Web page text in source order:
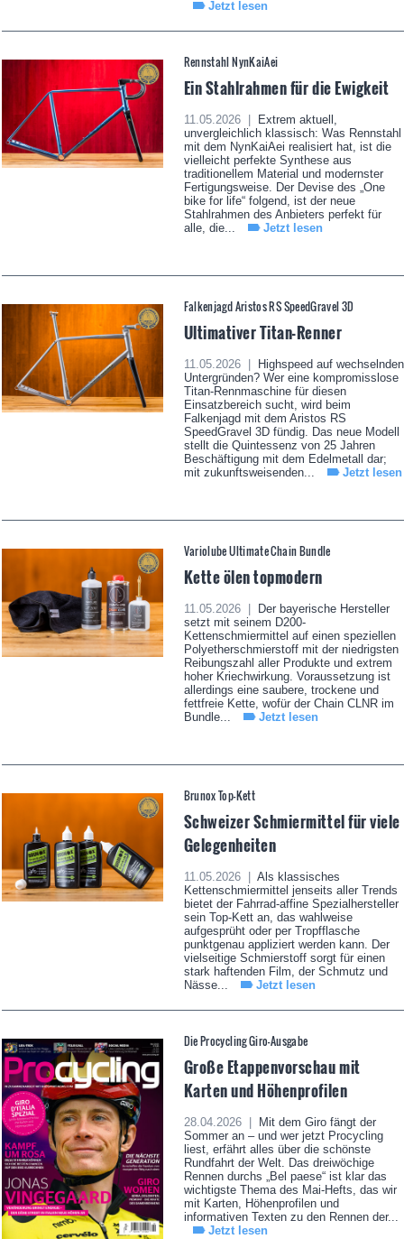
Jetzt lesen
Rennstahl NynKaiAei
Ein Stahlrahmen für die Ewigkeit
11.05.2026 |
Extrem aktuell,
unvergleichlich klassisch: Was Rennstahl
mit dem NynKaiAei realisiert hat, ist die
vielleicht perfekte Synthese aus
traditionellem Material und modernster
Fertigungsweise. Der Devise des „One
bike for life“ folgend, ist der neue
Stahlrahmen des Anbieters perfekt für
alle, die...
Jetzt lesen
Falkenjagd Aristos RS SpeedGravel 3D
Ultimativer Titan-Renner
11.05.2026 |
Highspeed auf wechselnden
Untergründen? Wer eine kompromisslose
Titan-Rennmaschine für diesen
Einsatzbereich sucht, wird beim
Falkenjagd mit dem Aristos RS
SpeedGravel 3D fündig. Das neue Modell
stellt die Quintessenz von 25 Jahren
Beschäftigung mit dem Edelmetall dar;
mit zukunftsweisenden...
Jetzt lesen
Variolube Ultimate Chain Bundle
Kette ölen topmodern
11.05.2026 |
Der bayerische Hersteller
setzt mit seinem D200-
Kettenschmiermittel auf einen speziellen
Polyetherschmierstoff mit der niedrigsten
Reibungszahl aller Produkte und extrem
hoher Kriechwirkung. Voraussetzung ist
allerdings eine saubere, trockene und
fettfreie Kette, wofür der Chain CLNR im
Bundle...
Jetzt lesen
Brunox Top-Kett
Schweizer Schmiermittel für viele
Gelegenheiten
11.05.2026 |
Als klassisches
Kettenschmiermittel jenseits aller Trends
bietet der Fahrrad-affine Spezialhersteller
sein Top-Kett an, das wahlweise
aufgesprüht oder per Tropfflasche
punktgenau appliziert werden kann. Der
vielseitige Schmierstoff sorgt für einen
stark haftenden Film, der Schmutz und
Nässe...
Jetzt lesen
Die Procycling Giro-Ausgabe
Große Etappenvorschau mit
Karten und Höhenprofilen
28.04.2026 |
Mit dem Giro fängt der
Sommer an – und wer jetzt Procycling
liest, erfährt alles über die schönste
Rundfahrt der Welt. Das dreiwöchige
Rennen durchs „Bel paese“ ist klar das
wichtigste Thema des Mai-Hefts, das wir
mit Karten, Höhenprofilen und
informativen Texten zu den Rennen der...
Jetzt lesen